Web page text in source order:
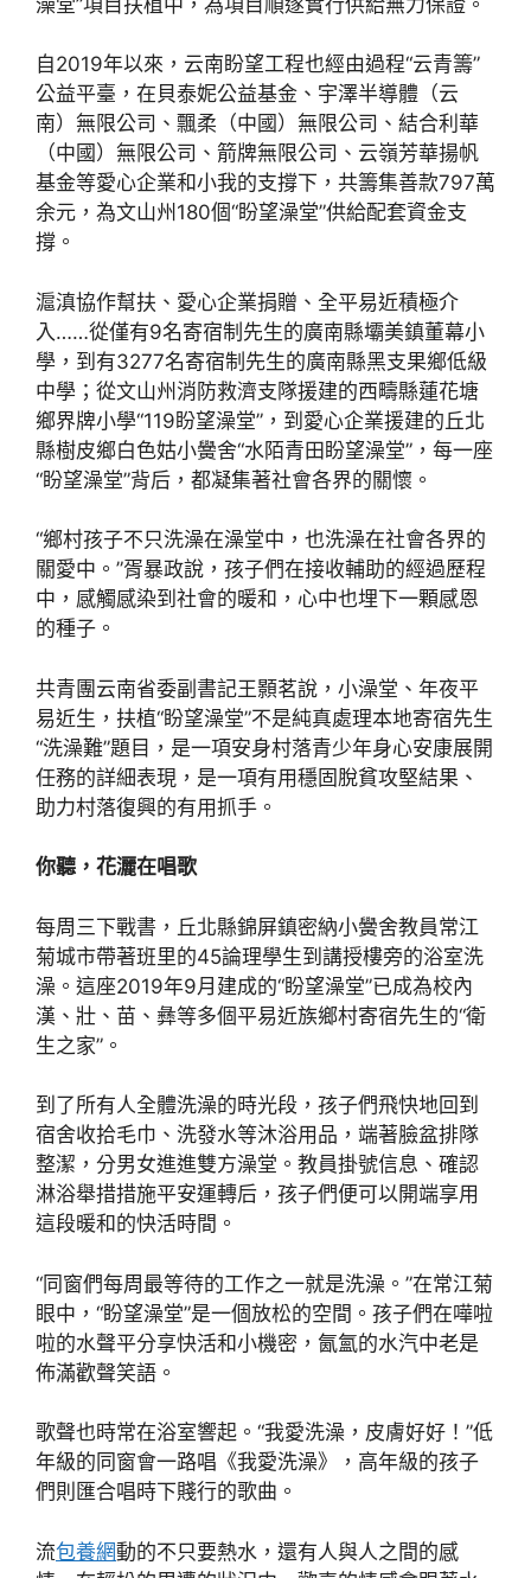
自2019年以來，云南盼望工程也經由過程“云青籌”
公益平臺，在貝泰妮公益基金、宇澤半導體（云
南）無限公司、飄柔（中國）無限公司、結合利華
（中國）無限公司、箭牌無限公司、云嶺芳華揚帆
基金等愛心企業和小我的支撐下，共籌集善款797萬
余元，為文山州180個“盼望澡堂”供給配套資金支
撐。
滬滇協作幫扶、愛心企業捐贈、全平易近積極介
入……從僅有9名寄宿制先生的廣南縣壩美鎮董幕小
學，到有3277名寄宿制先生的廣南縣黑支果鄉低級
中學；從文山州消防救濟支隊援建的西疇縣蓮花塘
鄉界牌小學“119盼望澡堂”，到愛心企業援建的丘北
縣樹皮鄉白色姑小黌舍“水陌青田盼望澡堂”，每一座
“盼望澡堂”背后，都凝集著社會各界的關懷。
“鄉村孩子不只洗澡在澡堂中，也洗澡在社會各界的
關愛中。”胥暴政說，孩子們在接收輔助的經過歷程
中，感觸感染到社會的暖和，心中也埋下一顆感恩
的種子。
共青團云南省委副書記王顥茗說，小澡堂、年夜平
易近生，扶植“盼望澡堂”不是純真處理本地寄宿先生
“洗澡難”題目，是一項安身村落青少年身心安康展開
任務的詳細表現，是一項有用穩固脫貧攻堅結果、
助力村落復興的有用抓手。
你聽，花灑在唱歌
每周三下戰書，丘北縣錦屏鎮密納小黌舍教員常江
菊城市帶著班里的45論理學生到講授樓旁的浴室洗
澡。這座2019年9月建成的“盼望澡堂”已成為校內
漢、壯、苗、彝等多個平易近族鄉村寄宿先生的“衛
生之家”。
到了所有人全體洗澡的時光段，孩子們飛快地回到
宿舍收拾毛巾、洗發水等沐浴用品，端著臉盆排隊
整潔，分男女進進雙方澡堂。教員掛號信息、確認
淋浴舉措措施平安運轉后，孩子們便可以開端享用
這段暖和的快活時間。
“同窗們每周最等待的工作之一就是洗澡。”在常江菊
眼中，“盼望澡堂”是一個放松的空間。孩子們在嘩啦
啦的水聲平分享快活和小機密，氤氳的水汽中老是
佈滿歡聲笑語。
歌聲也時常在浴室響起。“我愛洗澡，皮膚好好！”低
年級的同窗會一路唱《我愛洗澡》，高年級的孩子
們則匯合唱時下賤行的歌曲。
流包養網動的不只要熱水，還有人與人之間的感